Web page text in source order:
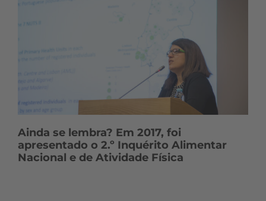
Ainda se lembra? Em 2017, foi
apresentado o 2.º Inquérito Alimentar
Nacional e de Atividade Física